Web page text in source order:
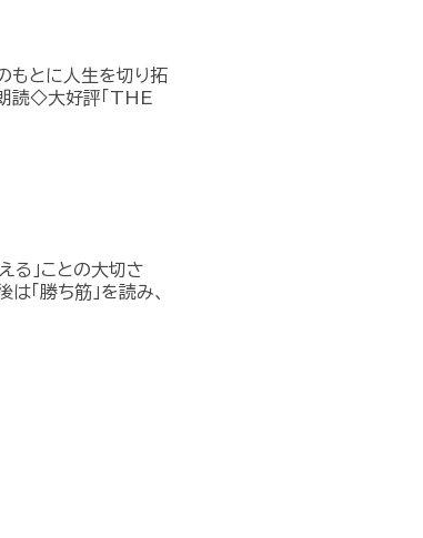
もとに人生を切り拓
読◇大好評「THE
る」ことの大切さ
「勝ち筋」を読み、